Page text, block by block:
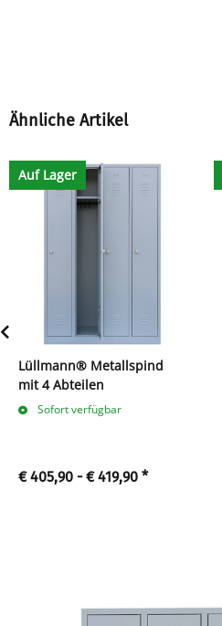
Ähnliche Artikel
Auf Lager
Lüllmann® Metallspind
mit 4 Abteilen
Sofort verfügbar
€ 405,90 -€ 419,90 *